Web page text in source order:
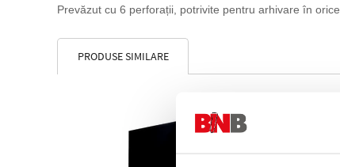
Prevăzut cu 6 perforații, potrivite pentru arhivare în orice
PRODUSE SIMILARE